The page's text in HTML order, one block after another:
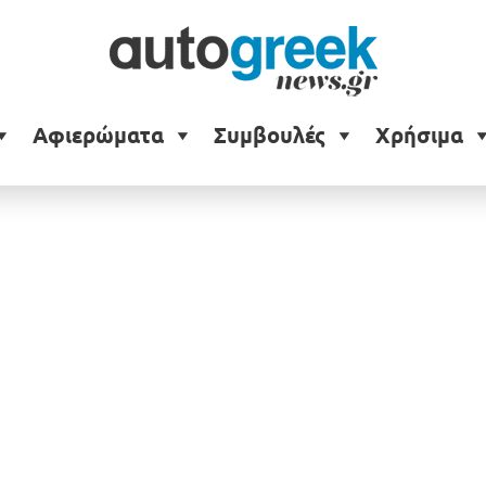
Αφιερώματα Συμβουλές Χρήσιμα